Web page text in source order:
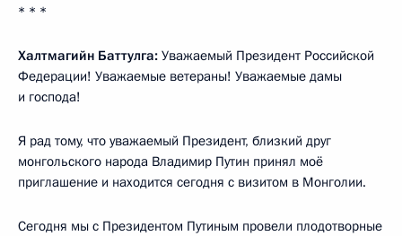
* * *
Халтмагийн Баттулга: Уважаемый Президент Российской
Федерации! Уважаемые ветераны! Уважаемые дамы
и господа!
Я рад тому, что уважаемый Президент, близкий друг
монгольского народа Владимир Путин принял моё
приглашение и находится сегодня с визитом в Монголии.
Сегодня мы с Президентом Путиным провели плодотворные